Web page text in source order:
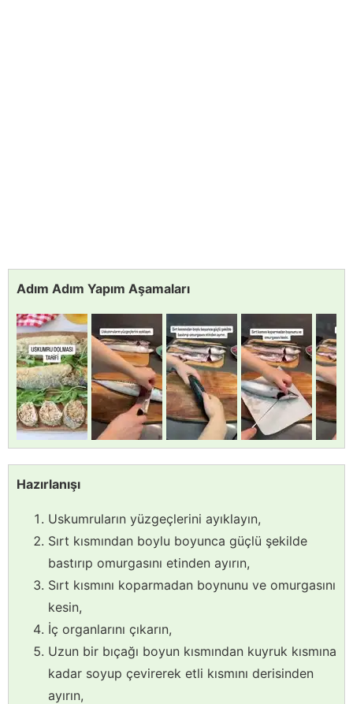
Adım Adım Yapım Aşamaları
Hazırlanışı
Uskumruların yüzgeçlerini ayıklayın,
Sırt kısmından boylu boyunca güçlü şekilde
bastırıp omurgasını etinden ayırın,
Sırt kısmını koparmadan boynunu ve omurgasını
kesin,
İç organlarını çıkarın,
Uzun bir bıçağı boyun kısmından kuyruk kısmına
kadar soyup çevirerek etli kısmını derisinden
ayırın,